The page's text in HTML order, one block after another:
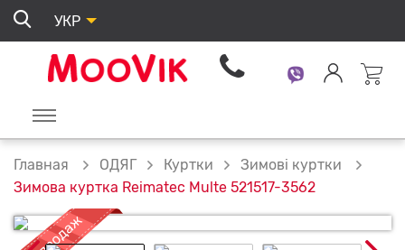
УКР
Главная ОДЯГ Куртки
Зимові куртки
Зимова куртка Reimatec Multe 521517-3562